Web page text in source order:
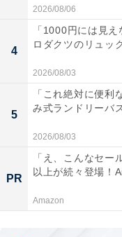
「Komorebiテラ
「Komorebiテラス
コミが寄せられてい
高台からの景色
な山々、夜はきら
ながら贅沢なリ
男女共用の『ロ
2026/08/06
4
「1000円には見
ロダクツのリュッ
2026/08/03
5
「これ絶対に便利
み式ランドリーバ
2026/08/03
PR
「え、こんなセ
以上が続々登場！
Amazon